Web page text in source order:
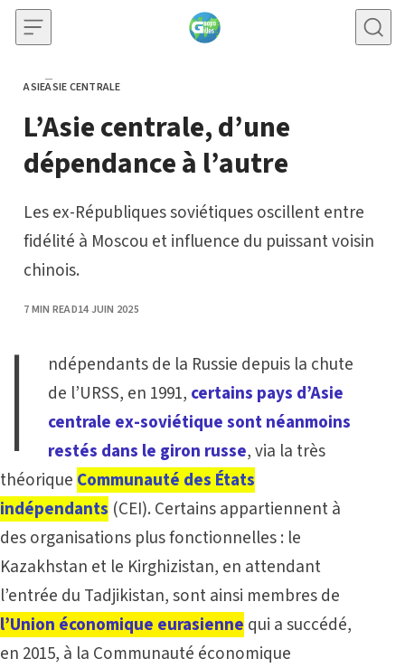
Skip to content
CATEGORY
ASIEASIE CENTRALE
L’Asie centrale, d’une
dépendance à l’autre
Les ex-Républiques soviétiques oscillent entre
fidélité à Moscou et influence du puissant voisin
chinois.
7 MIN READPUBLISHED
14 JUIN 2025
I
ndépendants de la Russie depuis la chute
de l’URSS, en 1991, certains pays d’Asie
centrale ex-soviétique sont néanmoins
restés dans le giron russe, via la très
théorique Communauté des États
indépendants (CEI). Certains appartiennent à
des organisations plus fonctionnelles : le
Kazakhstan et le Kirghizistan, en attendant
l’entrée du Tadjikistan, sont ainsi membres de
l’Union économique eurasienne qui a succédé,
en 2015, à la Communauté économique